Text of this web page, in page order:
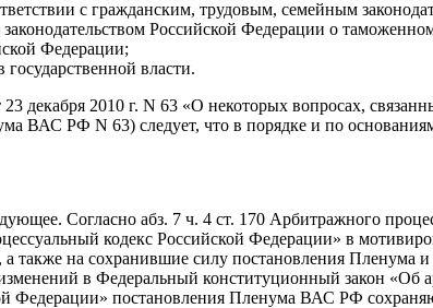
с гражданским, трудовым, семейным
Российской Федерации о
Федерации;
власти.
2010 г. N 63 «О некоторых вопросах,
ВАС РФ N 63) следует, что в порядке и по
Согласно абз. 7 ч. 4 ст. 170 Арбитражного
кодекс Российской Федерации» в
также на сохранившие силу постановления
в Федеральный конституционный закон «Об
Федерации» постановления Пленума ВАС РФ